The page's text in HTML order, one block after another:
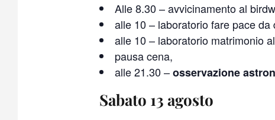
Alle 8.30 – avvicinamento al
alle 10 – laboratorio fare pace da
alle 10 – laboratorio matrimonio
pausa cena,
alle 21.30 –osservazione
Sabato 13 agosto